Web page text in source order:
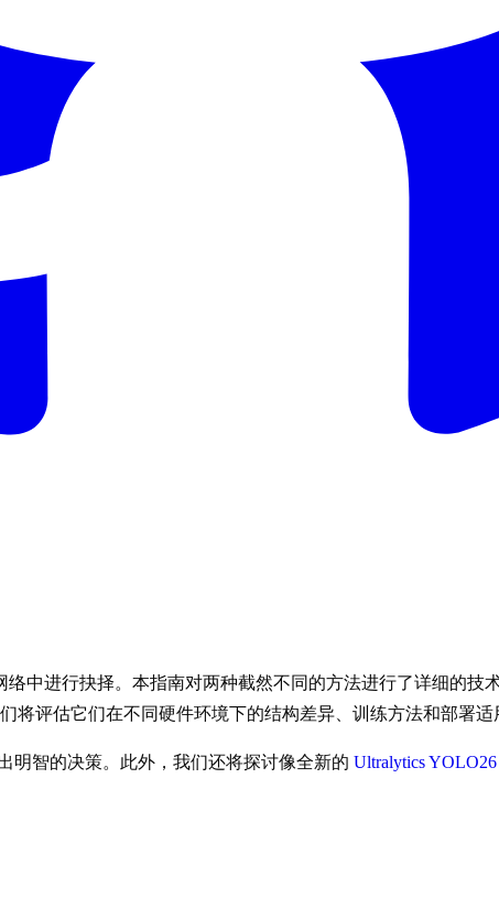
中进行抉择。本指南对两种截然不同的方法进行了详细的技
将评估它们在不同硬件环境下的结构差异、训练方法和部署适
明智的决策。此外，我们还将探讨像全新的 Ultralytics YOLO26